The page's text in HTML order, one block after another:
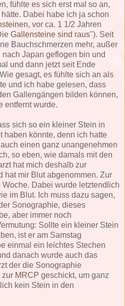
fühlte es sich erst mal so an,
hätte. Dabei habe ich ja schon
, vor ca. 1 1/2 Jahren
Gallensteine sind raus"). Seit
Bauchschmerzen mehr, außer
nach Japan geflogen bin und
und dann jetzt seit Ende
gesagt, es fühlte sich an als
und ich habe gelesen, dass
Gallengängen bilden können,
entfernt wurde.
sich so ein kleiner Stein in
haben könnte, denn ich hatte
einen ganz unangenehmen
so eben, wie damals mit den
hat mich deshalb zur
hat mir Blut abgenommen. Zur
Dabei wurde letztendlich
im Blut. Ich muss dazu sagen,
Sonographie, dieses
aber immer noch
Sollte ein kleiner Stein
ist er am Samstag
einmal ein leichtes Stechen
danach wurde auch das
der die Sonographie
zur MRCP geschickt, um ganz
kein Stein in den